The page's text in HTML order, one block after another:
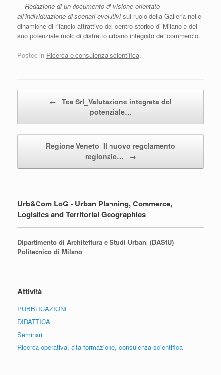
– Redazione di un documento di visione orientato
all’individuazione di scenari evolutivisul ruolo della Galleria nelle
dinamiche di rilancio attrattivo del centro storico di Milano e del
suo potenziale ruolo di distretto urbano integrato del commercio.
Posted in Ricerca e consulenza scientifica.
← Tea Srl_Valutazione integrata del
potenziale…
Regione Veneto_Il nuovo regolamento
regionale…
→
Urb&Com LoG - Urban Planning, Commerce,
Logistics and Territorial Geographies
Dipartimento di Architettura e Studi Urbani (DAStU)
Politecnico di Milano
Attività
PUBBLICAZIONI
DIDATTICA
Seminari
Ricerca operativa, alta formazione, consulenza scientifica